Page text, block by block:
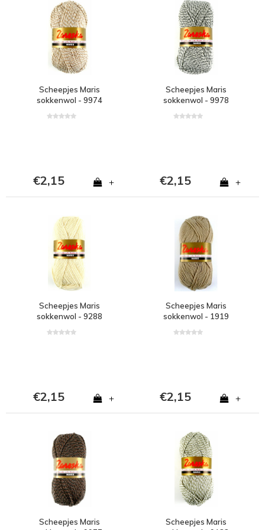
Scheepjes Maris
sokkenwol - 9974
€2,15 +
Scheepjes Maris
sokkenwol - 9978
€2,15 +
Scheepjes Maris
sokkenwol - 9288
€2,15 +
Scheepjes Maris
sokkenwol - 1919
€2,15 +
Scheepjes Maris
Scheepjes Maris